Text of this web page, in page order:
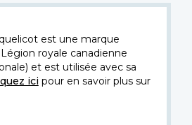
est une marque
royale canadienne
et est utilisée avec sa
icipour en savoir plus sur